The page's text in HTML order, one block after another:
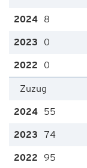
8
0
0
Zuzug
55
74
95